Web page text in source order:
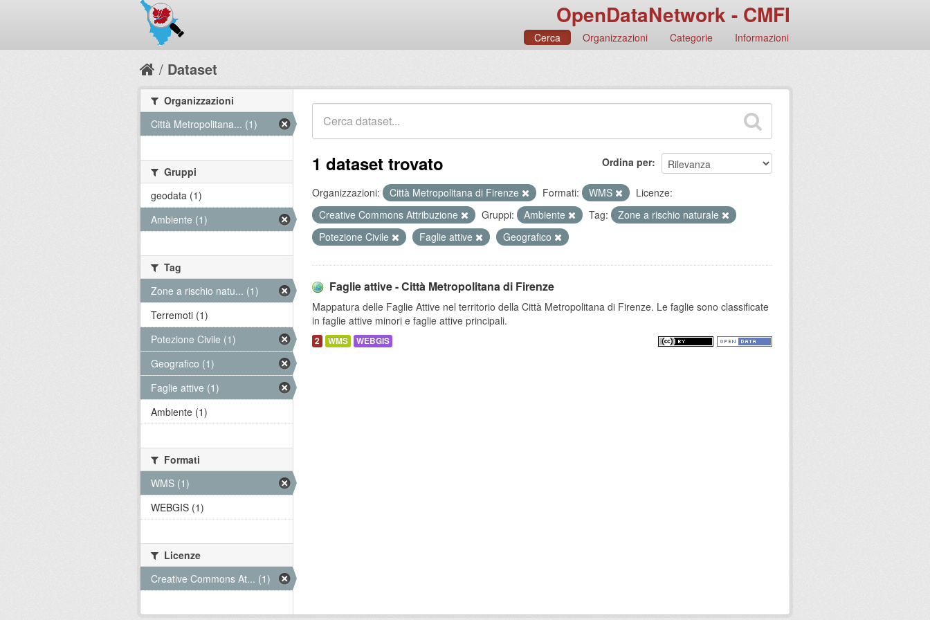
OpenDataNetwork - CMFI
Cerca Organizzazioni Categorie Informazioni
Dataset
Ordina per
1 dataset trovato
Organizzazioni: Città Metropolitana di Firenze Formati: WMS
Licenze:
Creative Commons Attribuzione
Gruppi: Ambiente Tag:
Zone a rischio naturale
Potezione Civile
Faglie attive Geografico
Faglie attive - Città Metropolitana di Firenze
Mappatura delle Faglie Attive nel territorio della Città Metropolitana di Firenze. Le faglie sono classificate
in faglie attive minori e faglie attive principali.
2 WMS WEBGIS
Organizzazioni
Città Metropolitana... (1)
Gruppi
geodata (1)
Ambiente (1)
Tag
Zone a rischio natu... (1)
Terremoti (1)
Potezione Civile (1)
Geografico (1)
Faglie attive (1)
Ambiente (1)
Formati
WMS (1)
WEBGIS (1)
Licenze
Creative Commons At... (1)